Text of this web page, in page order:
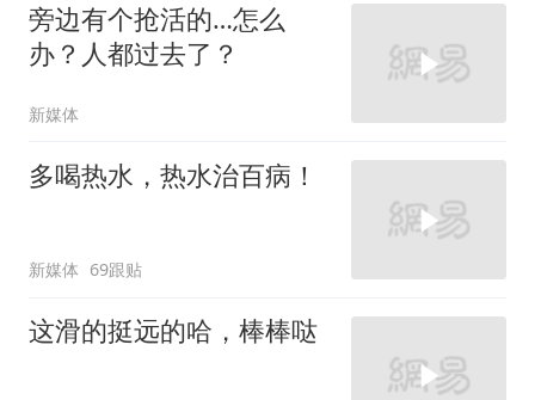
旁边有个抢活的…怎么
办？人都过去了？
新媒体
多喝热水，热水治百病！
新媒体 69跟贴
这滑的挺远的哈，棒棒哒